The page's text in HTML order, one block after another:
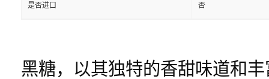
是否进口 否
黑糖，以其独特的香甜味道和